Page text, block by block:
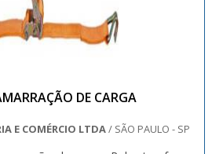
DE CARGA
E COMÉRCIO LTDA/ SÃO PAULO - SP